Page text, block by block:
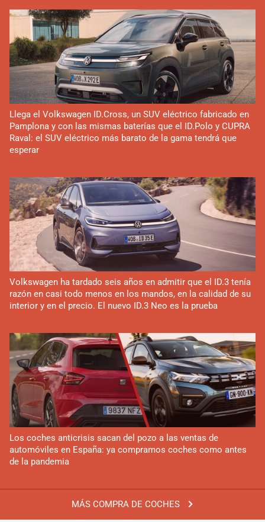
MÁS COMPRA DE COCHES
Llega el Volkswagen ID.Cross, un SUV eléctrico fabricado en
Pamplona y con las mismas baterías que el ID.Polo y CUPRA
Raval: el SUV eléctrico más barato de la gama tendrá que
esperar
Volkswagen ha tardado seis años en admitir que el ID.3 tenía
razón en casi todo menos en los mandos, en la calidad de su
interior y en el precio. El nuevo ID.3 Neo es la prueba
Los coches anticrisis sacan del pozo a las ventas de
automóviles en España: ya compramos coches como antes
de la pandemia